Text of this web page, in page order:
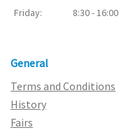
Friday:
8:30 - 16:00
General
Terms and Conditions
History
Fairs